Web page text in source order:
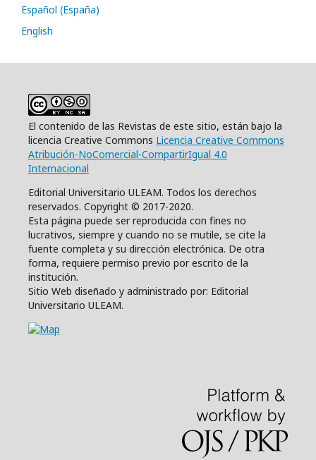
Español (España)
English
El contenido de las Revistas de este sitio, están bajo la
licencia Creative Commons Licencia Creative Commons
Atribución-NoComercial-CompartirIgual 4.0
Internacional
Editorial Universitario ULEAM. Todos los derechos
reservados. Copyright © 2017-2020.
Esta página puede ser reproducida con fines no
lucrativos, siempre y cuando no se mutile, se cite la
fuente completa y su dirección electrónica. De otra
forma, requiere permiso previo por escrito de la
institución.
Sitio Web diseñado y administrado por: Editorial
Universitario ULEAM.